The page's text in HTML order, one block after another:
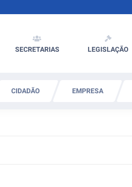
SECRETARIAS LEGISLAÇÃO
CIDADÃO EMPRESA